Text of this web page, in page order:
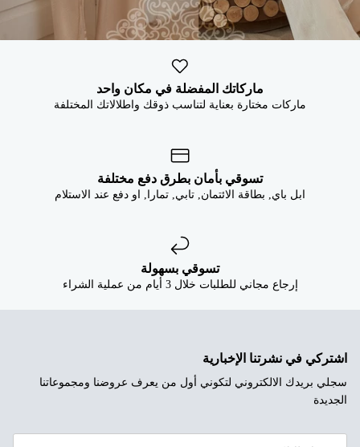
ماركاتك المفضلة في مكان واحد
ماركات مختارة بعناية لتناسب ذوقك واطلالاتك المختلفة
تسوقي بأمان بطرق دفع مختلفة
ابل باي, بطاقة الائتمان, تابي, تمارا, او دفع عند الاستلام
تسوقي بسهولة
إرجاع مجاني للطلبات خلال 3 أيام من عملية الشراء
اشتركي في نشرتنا الإخبارية
سجلي بريدك الالكتروني لتكوني أول من يعرف عروضنا ومجموعاتنا
الجديدة